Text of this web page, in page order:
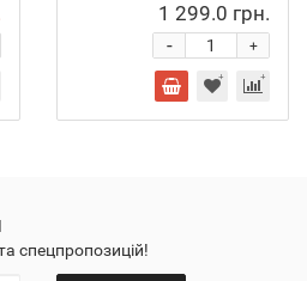
1 299.0 грн.
+
-
спецпропозицій!